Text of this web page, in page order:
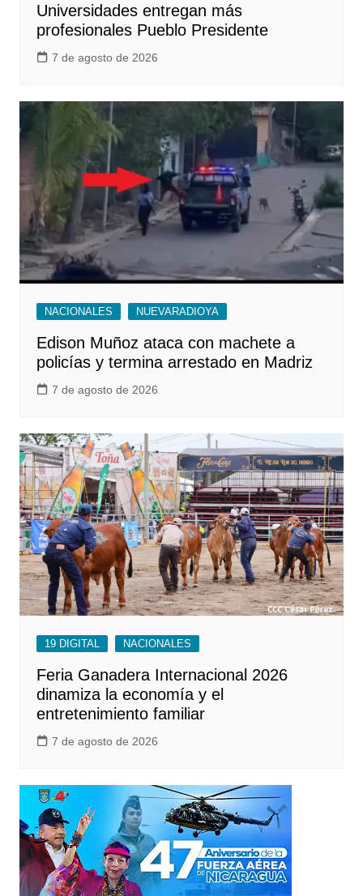
Universidades entregan más
profesionales Pueblo Presidente
7 de agosto de 2026
NACIONALES NUEVARADIOYA
Edison Muñoz ataca con machete a
policías y termina arrestado en Madriz
7 de agosto de 2026
19 DIGITAL NACIONALES
Feria Ganadera Internacional 2026
dinamiza la economía y el
entretenimiento familiar
7 de agosto de 2026